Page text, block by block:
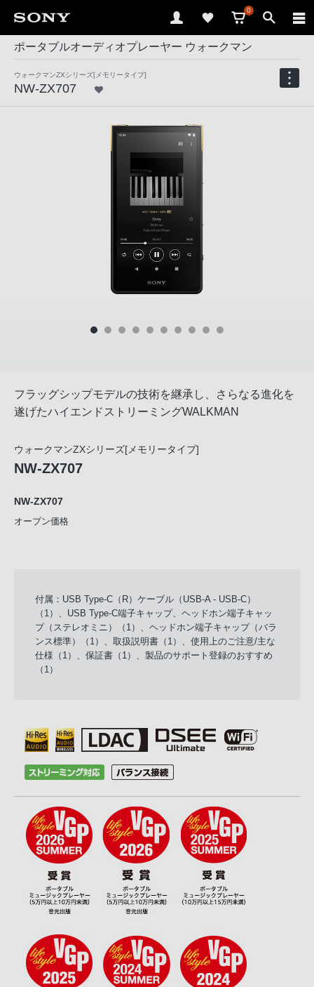
0
ポータブルオーディオプレーヤー ウォークマン
ウォークマンZXシリーズ[メモリータイプ]
NW-ZX707
フラッグシップモデルの技術を継承し、さらなる進化を
遂げたハイエンドストリーミングWALKMAN
ウォークマンZXシリーズ[メモリータイプ]
NW-ZX707
NW-ZX707
オープン価格
付属：USB Type-C（R）ケーブル（USB-A - USB-C）
（1）、USB Type-C端子キャップ、ヘッドホン端子キャッ
プ（ステレオミニ）（1）、ヘッドホン端子キャップ（バラ
ンス標準）（1）、取扱説明書（1）、使用上のご注意/主な
仕様（1）、保証書（1）、製品のサポート登録のおすすめ
（1）